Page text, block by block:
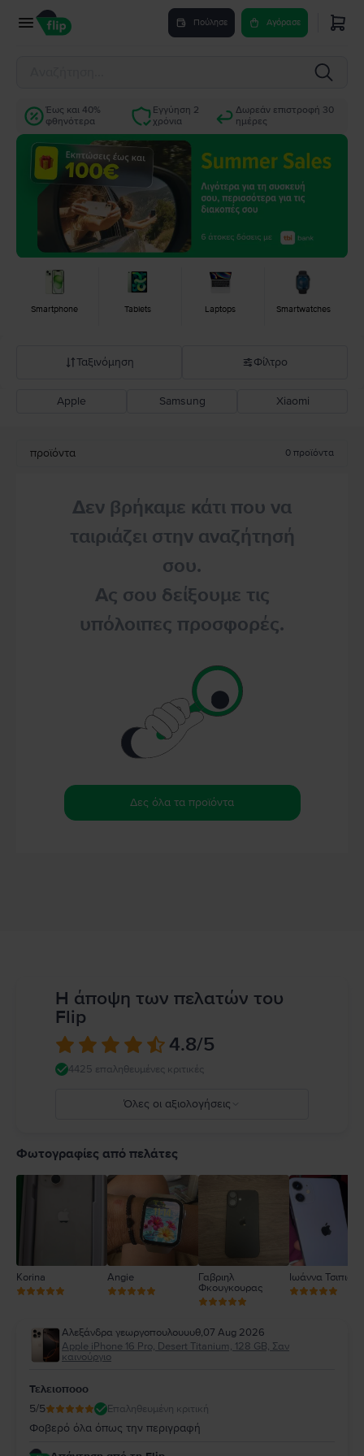
Πούλησε Αγόρασε
Έως και 40%
φθηνότερα
Εγγύηση 2
χρόνια
Δωρεάν επιστροφή 30
ημέρες
Smartphone Tablets Laptops Smartwatches
Ταξινόμηση
Σύσταση Flip
Φίλτρο
Apple Samsung Xiaomi
προϊόντα 0 προϊόντα
Δεν βρήκαμε κάτι που να
ταιριάζει στην αναζήτησή
σου.
Ας σου δείξουμε τις
υπόλοιπες προσφορές.
Δες όλα τα προϊόντα
Η άποψη των πελατών του
Flip
4.8/5
4425 επαληθευμένες κριτικές
Όλες οι αξιολογήσεις
4
2
1
Φωτογραφίες από πελάτες
Korina Angie
Γαβριηλ
Φκουγκουρας
Ιωάννα
Αλεξάνδρα γεωργοπουλουυυθ,07 Aug 2026
Apple iPhone 16 Pro, Desert Titanium, 128 GB, Σαν
καινούργιο
Τελειοποοο
5/5 Επαληθευμένη κριτική
Φοβερό όλα όπως την περιγραφή